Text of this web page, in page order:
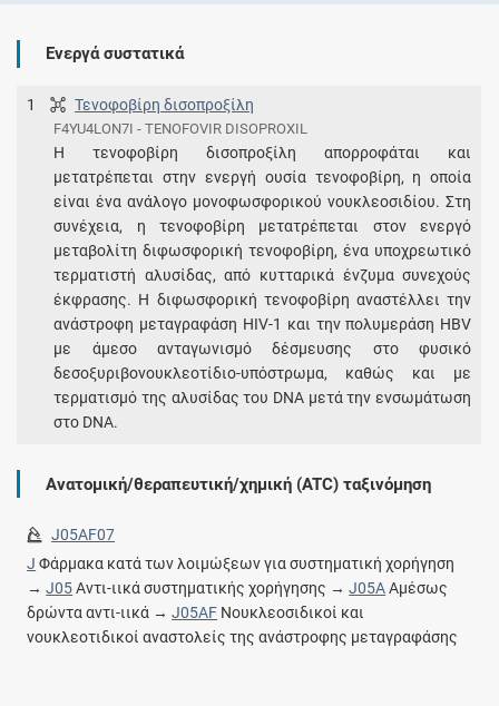
Ενεργά συστατικά
1 Τενοφοβίρη δισοπροξίλη
F4YU4LON7I - TENOFOVIR DISOPROXIL
Η τενοφοβίρη δισοπροξίλη απορροφάται και
μετατρέπεται στην ενεργή ουσία τενοφοβίρη, η οποία
είναι ένα ανάλογο μονοφωσφορικού νουκλεοσιδίου. Στη
συνέχεια, η τενοφοβίρη μετατρέπεται στον ενεργό
μεταβολίτη διφωσφορική τενοφοβίρη, ένα υποχρεωτικό
τερματιστή αλυσίδας, από κυτταρικά ένζυμα συνεχούς
έκφρασης. Η διφωσφορική τενοφοβίρη αναστέλλει την
ανάστροφη μεταγραφάση HIV-1 και την πολυμεράση HBV
με άμεσο ανταγωνισμό δέσμευσης στο φυσικό
δεσοξυριβονουκλεοτίδιο-υπόστρωμα, καθώς και με
τερματισμό της αλυσίδας του DNA μετά την ενσωμάτωση
στο DNA.
Ανατομική/θεραπευτική/χημική (ATC) ταξινόμηση
J05AF07
J Φάρμακα κατά των λοιμώξεων για συστηματική χορήγηση
→J05Αντι-ιικά συστηματικής χορήγησης →J05AΑμέσως
δρώντα αντι-ιικά →J05AF Νουκλεοσιδικοί και
νουκλεοτιδικοί αναστολείς της ανάστροφης μεταγραφάσης